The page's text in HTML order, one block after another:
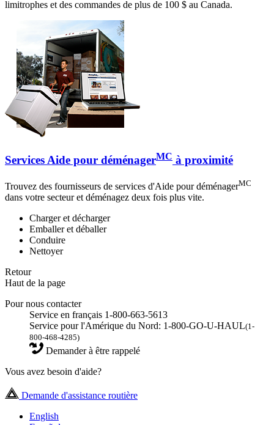
limitrophes et des commandes de plus de 100 $ au Canada.
Services Aide pour déménagerMC à proximité
Trouvez des fournisseurs de services d'Aide pour déménagerMC
dans votre secteur et déménagez deux fois plus vite.
Charger et décharger
Emballer et déballer
Conduire
Nettoyer
Retour
Haut de la page
Pour nous contacter
Service en français 1-800-663-5613
Service pour l'Amérique du Nord: 1-800-GO-U-HAUL(1-
800-468-4285)
Demander à être rappelé
Vous avez besoin d'aide?
Demande d'assistance routière
English